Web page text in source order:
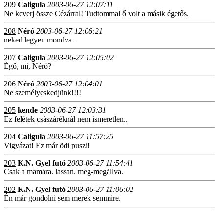
209 Caligula 2003-06-27 12:07:11
Ne keverj össze Cézárral! Tudtommal ő volt a másik égetős.
208 Néró 2003-06-27 12:06:21
neked legyen mondva..
207 Caligula 2003-06-27 12:05:02
Égő, mi, Néró?
206 Néró 2003-06-27 12:04:01
Ne személyeskedjünk!!!!
205 kende 2003-06-27 12:03:31
Ez felétek császáréknál nem ismeretlen..
204 Caligula 2003-06-27 11:57:25
Vigyázat! Ez már ödi puszi!
203 K.N. Gyel futó 2003-06-27 11:54:41
Csak a mamára. lassan. meg-megállva.
202 K.N. Gyel futó 2003-06-27 11:06:02
Én már gondolni sem merek semmire.